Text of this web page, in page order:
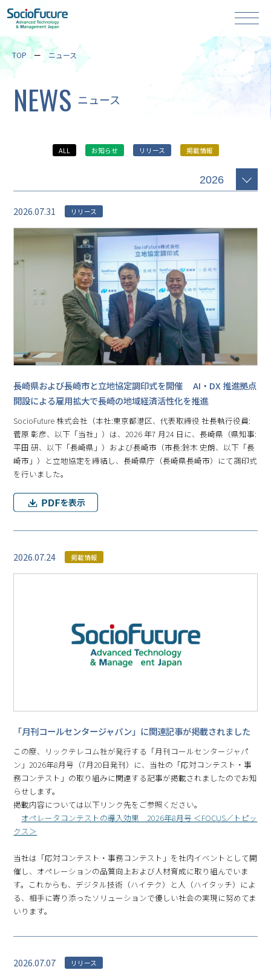
TOP ニュース
NEWS ニュース
ALL お知らせ リリース 掲載情報
2026.07.31 リリース
⾧崎県および⾧崎市と立地協定調印式を開催 AI・DX 推進拠点
開設による雇用拡大で⾧崎の地域経済活性化を推進
SocioFuture 株式会社（本社:東京都港区、代表取締役 社⾧執行役員:
菅原 彰彦、以下「当社」）は、2026 年7 月24 日に、⾧崎県（県知事:
平田 研、以下「⾧崎県」）および⾧崎市（市⾧:鈴木 史朗、以下「⾧
崎市」）と立地協定を締結し、⾧崎県庁（⾧崎県⾧崎市）にて調印式
を行いました。
2026.07.24 掲載情報
「月刊コールセンタージャパン」に関連記事が掲載されました
この度、リックテレコム社が発行する「月刊コールセンタージャパ
ン」2026年8月号（7月20日発刊）に、当社の「応対コンテスト・事
務コンテスト」の取り組みに関連する記事が掲載されましたのでお知
らせします。
掲載内容については以下リンク先をご参照ください。
オペレータコンテストの導入効果 2026年8月号 ＜FOCUS／トピッ
クス＞
当社は「応対コンテスト・事務コンテスト」を社内イベントとして開
催し、オペレーションの品質向上および人材育成に取り組んでいま
す。これからも、デジタル技術（ハイテク）と人（ハイタッチ）によ
る、相手に寄り添ったソリューションで優しい社会の実現に努めてま
いります。
2026.07.07 リリース